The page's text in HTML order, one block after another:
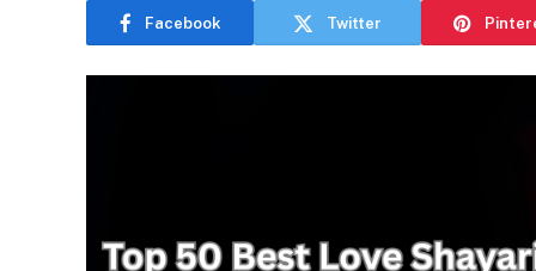
Facebook Twitter